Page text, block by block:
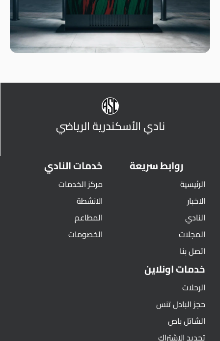
نادي الأسكندرية الرياضي
روابط سريعة
الرئيسية
الاخبار
النادي
المجلات
اتصل بنا
خدمات النادي
مركز الخدمات
الانشطة
المطاعم
الخصومات
خدمات اونلاين
الرحلات
حجز البادل تنس
الشاتل باص
تجديد الاشتراك